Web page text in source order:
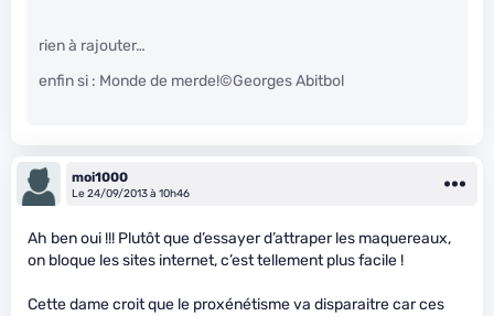
rien à rajouter…
enfin si : Monde de merde!©Georges Abitbol
moi1000
Le 24/09/2013 à 10h46
Ah ben oui !!! Plutôt que d’essayer d’attraper les maquereaux,
on bloque les sites internet, c’est tellement plus facile !
Cette dame croit que le proxénétisme va disparaitre car ces